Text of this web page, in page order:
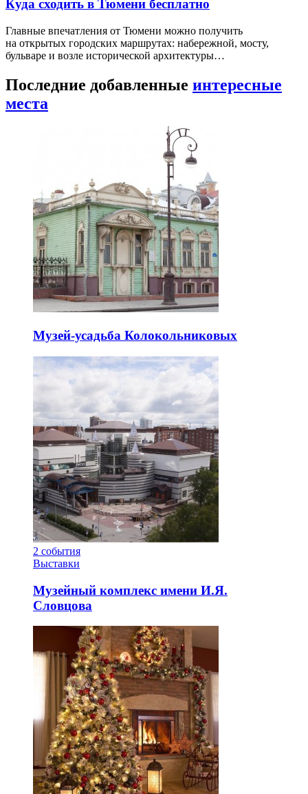
Куда сходить в Тюмени бесплатно
Главные впечатления от Тюмени можно получить
на открытых городских маршрутах: набережной, мосту,
бульваре и возле исторической архитектуры…
Последние добавленные интересные
места
Музей-усадьба Колокольниковых
2 события
Выставки
Музейный комплекс имени И.Я.
Словцова